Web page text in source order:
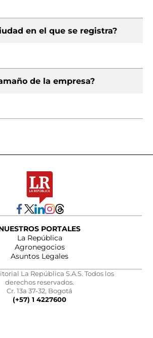
en el que se registra?
de la empresa?
PORTALES
La República
Agronegocios
Asuntos Legales
La República S.A.S. Todos los
derechos reservados.
Cr. 13a 37-32, Bogotá
(+57) 1 4227600